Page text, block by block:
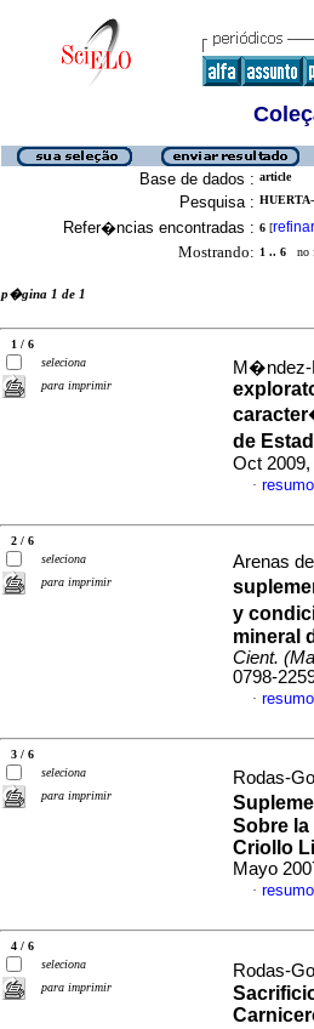
Base de dados : article
Pesquisa :
Refer�ncias encontradas : 6 [refinar
Mostrando: 1 .. 6 no
p�gina 1 de 1
1 / 6
seleciona
para imprimir
M�ndez-
de
Oct 2009,
·
2 / 6
seleciona
para imprimir
Arenas
y
mineral
Cient.
0798-
·
3 / 6
seleciona
para imprimir
Rodas-
Sobre
Criollo
Mayo
·
4 / 6
seleciona
para imprimir
Rodas-